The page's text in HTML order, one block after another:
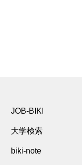
JOB-BIKI
大学検索
biki-note